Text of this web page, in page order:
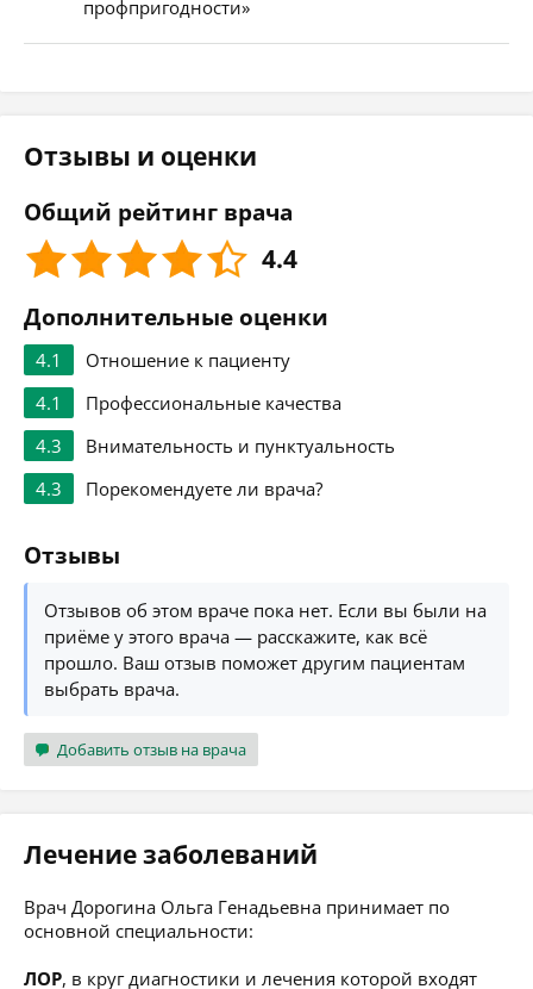
профпригодности»
Отзывы и оценки
Общий рейтинг врача
4.4
Дополнительные оценки
4.1
Отношение к пациенту
4.1
Профессиональные качества
4.3
Внимательность и пунктуальность
4.3
Порекомендуете ли врача?
Отзывы
Отзывов об этом враче пока нет. Если вы были на
приёме у этого врача — расскажите, как всё
прошло. Ваш отзыв поможет другим пациентам
выбрать врача.
Добавить отзыв на врача
Лечение заболеваний
Врач Дорогина Ольга Генадьевна принимает по
основной специальности:
ЛОР, в круг диагностики и лечения которой входят